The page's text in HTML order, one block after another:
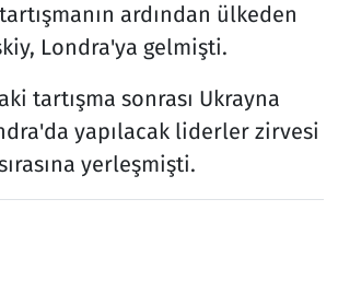
ardından ülkeden
Londra'ya gelmişti.
tartışma sonrası Ukrayna
yapılacak liderler zirvesi
yerleşmişti.